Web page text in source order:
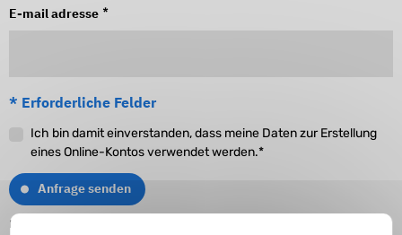
E-mail adresse *
* Erforderliche Felder
Ich bin damit einverstanden, dass meine Daten zur Erstellung
eines Online-Kontos verwendet werden.*
Anfrage senden
Diese Website ist durch reCAPTCHA geschützt und es gelten